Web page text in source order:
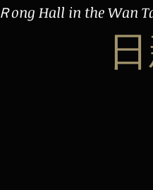
Ｒong Hall in the Wan